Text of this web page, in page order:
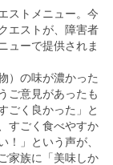
ストメニュー。今
エストが、障害者
ューで提供されま
）の味が濃かった
ご意見があったも
ごく良かった」と
すごく食べやすか
！」という声が、
家族に「美味しか